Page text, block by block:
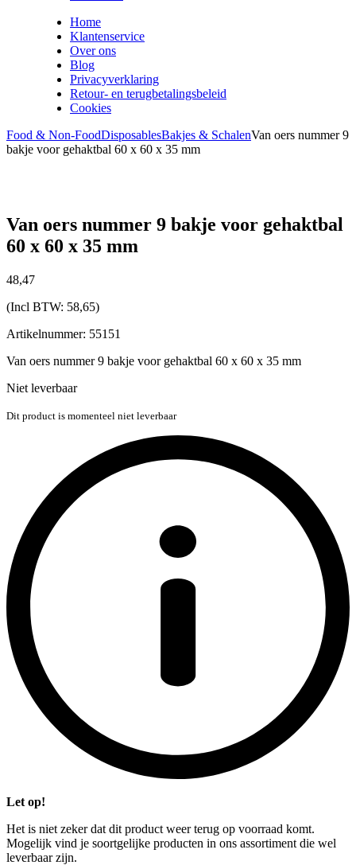
Home
Klantenservice
Over ons
Blog
Privacyverklaring
Retour- en terugbetalingsbeleid
Cookies
Food & Non-FoodDisposablesBakjes & SchalenVan oers nummer 9
bakje voor gehaktbal 60 x 60 x 35 mm
Van oers nummer 9 bakje voor gehaktbal
60 x 60 x 35 mm
48,47
(Incl BTW: 58,65)
Artikelnummer: 55151
Van oers nummer 9 bakje voor gehaktbal 60 x 60 x 35 mm
Niet leverbaar
Dit product is momenteel niet leverbaar
Let op!
Het is niet zeker dat dit product weer terug op voorraad komt.
Mogelijk vind je soortgelijke producten in ons assortiment die wel
leverbaar zijn.